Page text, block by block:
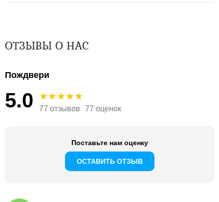
ОТЗЫВЫ О НАС
Пождвери
5.0 77 отзывов 77 оценок
Поставьте нам оценку
ОСТАВИТЬ ОТЗЫВ